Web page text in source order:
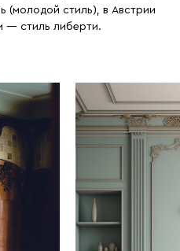
(молодой стиль), в Австрии
— стиль либерти.